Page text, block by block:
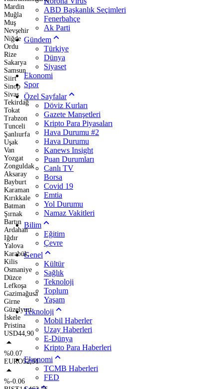
Mardin
Muğla
Muş
Nevşehir
Niğde
Ordu
Rize
Sakarya
Samsun
Siirt
Sinop
Sivas
Tekirdağ
Tokat
Trabzon
Tunceli
Şanlıurfa
Uşak
Van
Yozgat
Zonguldak
Aksaray
Bayburt
Karaman
Kırıkkale
Batman
Şırnak
Bartın
Ardahan
Iğdır
Yalova
Karabük
Kilis
Osmaniye
Düzce
Lefkoşa
Gazimağusa
Girne
Güzelyurt
İskele
Pristina
USD44,90
%0.07
EURO52,91
%-0.06
ABD Başkanlık Seçimleri
Fenerbahçe
Ak Parti
Gündem
Türkiye
Dünya
Siyaset
Ekonomi
Spor
Özel Sayfalar
Döviz Kurları
Gazete Manşetleri
Kripto Para Piyasaları
Hava Durumu #2
Hava Durumu
Kanews Insight
Puan Durumları
Canlı TV
Borsa
Covid 19
Emtia
Yol Durumu
Namaz Vakitleri
Bilim
Eğitim
Çevre
Genel
Kültür
Sağlık
Teknoloji
Toplum
Yaşam
Teknoloji
Mobil Haberler
Uzay Haberleri
E-Dünya
Kripto Para Haberleri
Ekonomi
TCMB Haberleri
FED